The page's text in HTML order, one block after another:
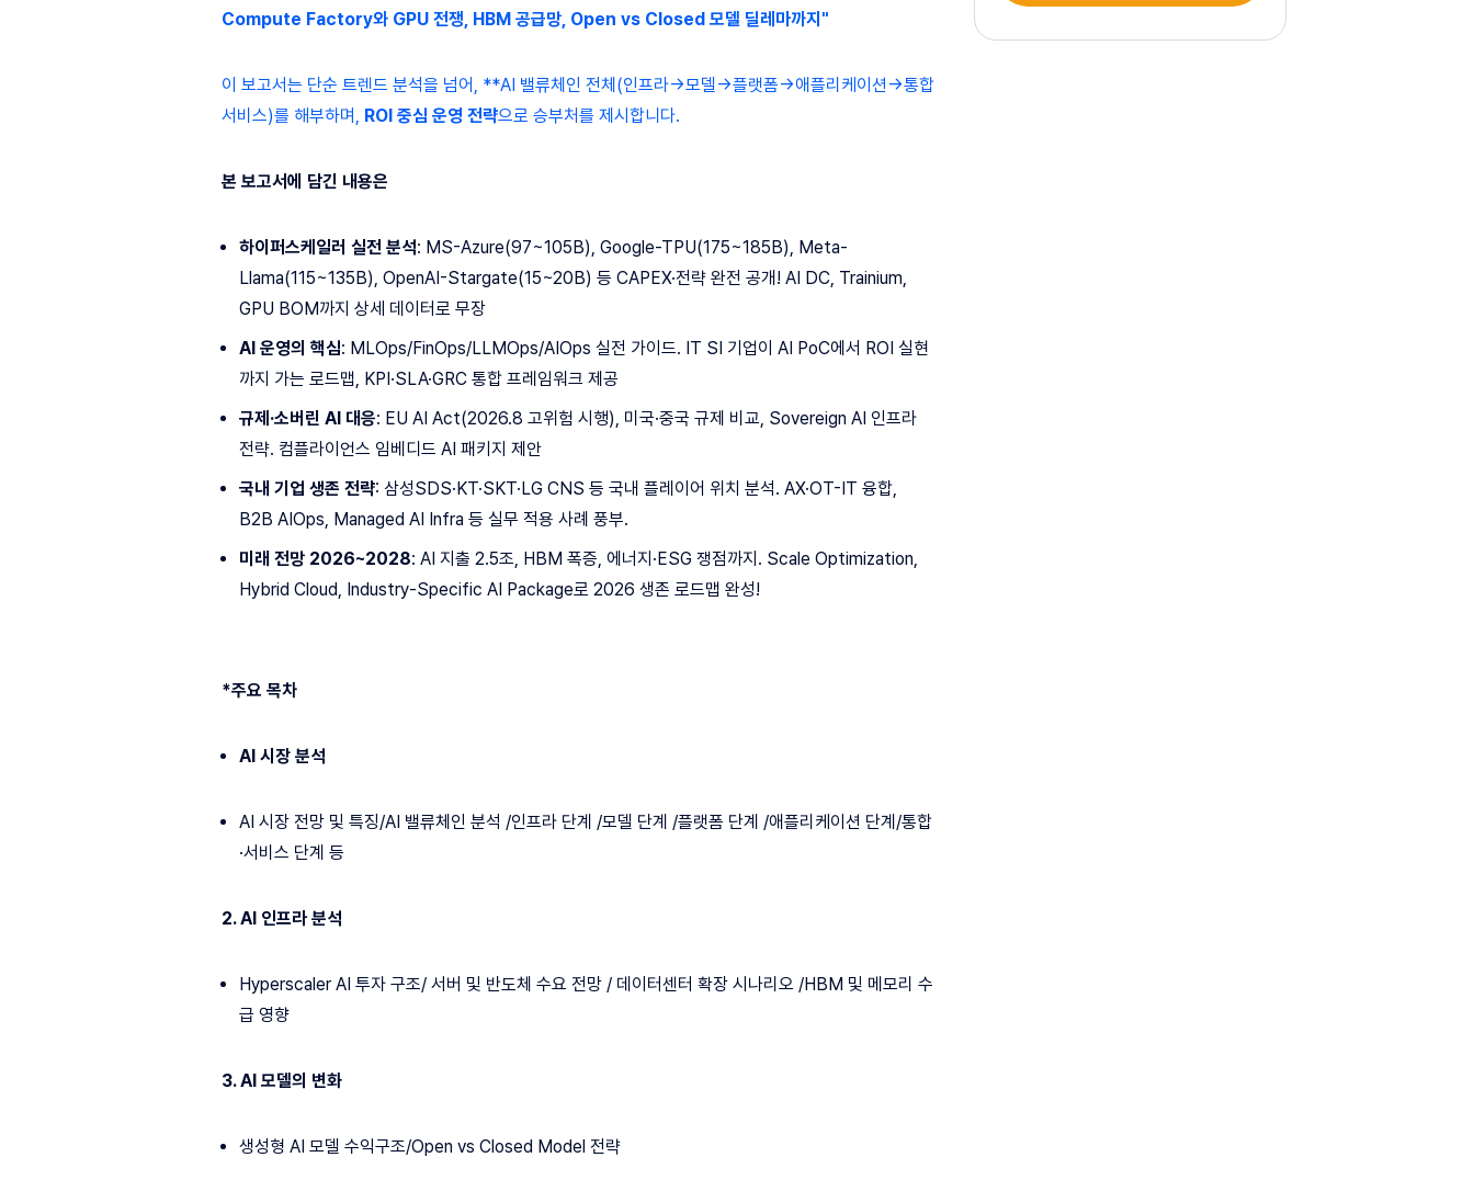
Compute Factory와 GPU 전쟁, HBM 공급망, Open vs Closed 모델 딜레마까지"
이 보고서는 단순 트렌드 분석을 넘어, **AI 밸류체인 전체(인프라→모델→플랫폼→애플리케이션→통합
서비스)를 해부하며, ROI 중심 운영 전략으로 승부처를 제시합니다.​
본 보고서에 담긴 내용은
하이퍼스케일러 실전 분석: MS-Azure(97~105B), Google-TPU(175~185B), Meta-
Llama(115~135B), OpenAI-Stargate(15~20B) 등 CAPEX·전략 완전 공개! AI DC, Trainium,
GPU BOM까지 상세 데이터로 무장​
AI 운영의 핵심: MLOps/FinOps/LLMOps/AIOps 실전 가이드. IT SI 기업이 AI PoC에서 ROI 실현
까지 가는 로드맵, KPI·SLA·GRC 통합 프레임워크 제공​
규제·소버린 AI 대응: EU AI Act(2026.8 고위험 시행), 미국·중국 규제 비교, Sovereign AI 인프라
전략. 컴플라이언스 임베디드 AI 패키지 제안​
국내 기업 생존 전략: 삼성SDS·KT·SKT·LG CNS 등 국내 플레이어 위치 분석. AX·OT-IT 융합,
B2B AIOps, Managed AI Infra 등 실무 적용 사례 풍부.
미래 전망 2026~2028: AI 지출 2.5조, HBM 폭증, 에너지·ESG 쟁점까지. Scale Optimization,
Hybrid Cloud, Industry-Specific AI Package로 2026 생존 로드맵 완성!
*주요 목차
AI 시장 분석
AI 시장 전망 및 특징/AI 밸류체인 분석 /인프라 단계 /모델 단계 /플랫폼 단계 /애플리케이션 단계/통합
·서비스 단계 등
2. AI 인프라 분석
Hyperscaler AI 투자 구조/ 서버 및 반도체 수요 전망 / 데이터센터 확장 시나리오 /HBM 및 메모리 수
급 영향
3. AI 모델의 변화
생성형 AI 모델 수익구조/Open vs Closed Model 전략